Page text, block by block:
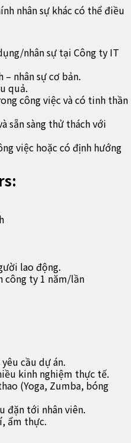
nhân sự khác có thể điều
nhân sự tại Công ty IT
nhân sự cơ bản.
quả.
công việc và có tinh thần
sẵn sàng thử thách với
việc hoặc có định hướng
lao động.
công ty 1 năm/lần
cầu dự án.
kinh nghiệm thực tế.
(Yoga, Zumba, bóng
đặn tới nhân viên.
ẩm thực.